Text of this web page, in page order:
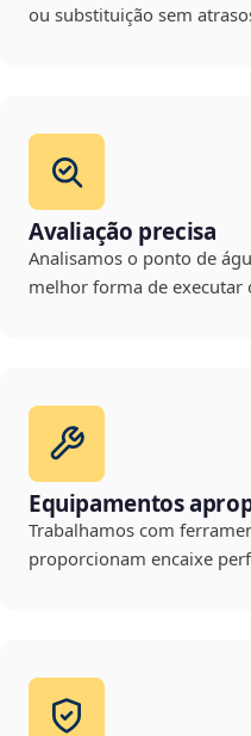
ou substituição sem
Avaliação precisa
Analisamos o ponto de
melhor forma de executar
Equipamentos
Trabalhamos com
proporcionam encaixe